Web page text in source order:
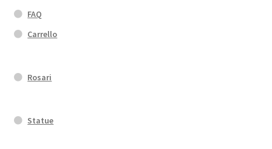
FAQ
Carrello
Rosari
Statue